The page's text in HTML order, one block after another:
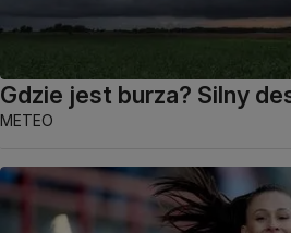
Gdzie jest burza? Silny
METEO